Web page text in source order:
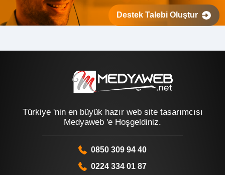
Destek Talebi Oluştur
Türkiye 'nin en büyük hazır web site tasarımcısı
Medyaweb 'e Hoşgeldiniz.
0850 309 94 40
0224 334 01 87